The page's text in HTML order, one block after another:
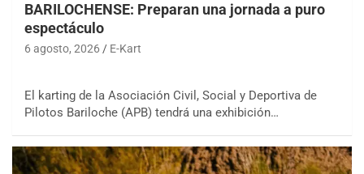
BARILOCHENSE: Preparan una jornada a puro
espectáculo
6 agosto, 2026 E-Kart
El karting de la Asociación Civil, Social y Deportiva de
Pilotos Bariloche (APB) tendrá una exhibición…